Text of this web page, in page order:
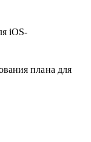
(iOS, Android)
на
и Project-
iOS-
плана для